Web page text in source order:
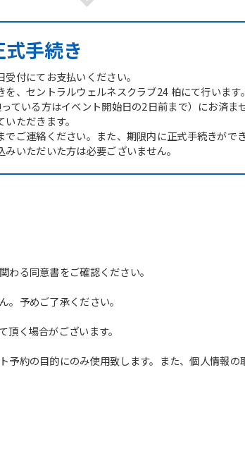
手続き
付にてお支払いください。
、セントラルウェルネスクラブ24 柏にて行います。
ている方はイベント開始日の2日前まで）にお済ま
ただきます。
ご連絡ください。また、期限内に正式手続きがで
いただいた方は必要ございません。
る同意書をご確認ください。
予めご了承ください。
く場合がございます。
約の目的にのみ使用致します。また、個人情報の
foreigners
Central Sports official website is
translated into
English. Click the link below (start
automatic translation) to return to